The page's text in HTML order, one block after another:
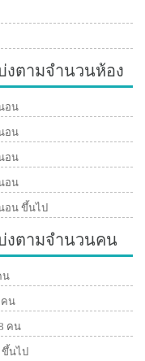
ตามจำนวนห้อง
อน
อน
อน
อน
อน ขึ้นไป
ตามจำนวนคน
น
คน
คน
นไป